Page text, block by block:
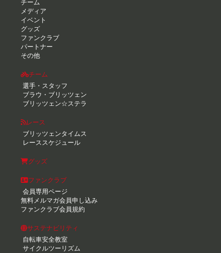
チーム
メディア
イベント
グッズ
ファンクラブ
パートナー
その他
チーム
選手・スタッフ
ブラウ・ブリッツェン
ブリッツェン☆ステラ
レース
ブリッツェンタイムス
レーススケジュール
グッズ
ファンクラブ
会員専用ページ
無料メルマガ会員申し込み
ファンクラブ会員規約
サステナビリティ
自転車安全教室
サイクルツーリズム